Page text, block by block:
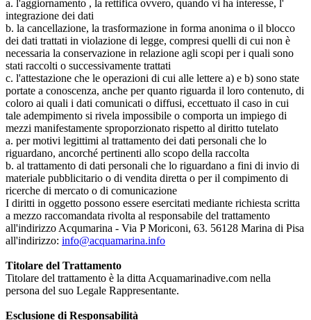
a. l'aggiornamento , la rettifica ovvero, quando vi ha interesse, l'
integrazione dei dati
b. la cancellazione, la trasformazione in forma anonima o il blocco
dei dati trattati in violazione di legge, compresi quelli di cui non è
necessaria la conservazione in relazione agli scopi per i quali sono
stati raccolti o successivamente trattati
c. l'attestazione che le operazioni di cui alle lettere a) e b) sono state
portate a conoscenza, anche per quanto riguarda il loro contenuto, di
coloro ai quali i dati comunicati o diffusi, eccettuato il caso in cui
tale adempimento si rivela impossibile o comporta un impiego di
mezzi manifestamente sproporzionato rispetto al diritto tutelato
a. per motivi legittimi al trattamento dei dati personali che lo
riguardano, ancorché pertinenti allo scopo della raccolta
b. al trattamento di dati personali che lo riguardano a fini di invio di
materiale pubblicitario o di vendita diretta o per il compimento di
ricerche di mercato o di comunicazione
I diritti in oggetto possono essere esercitati mediante richiesta scritta
a mezzo raccomandata rivolta al responsabile del trattamento
all'indirizzo Acqumarina - Via P Moriconi, 63. 56128 Marina di Pisa
all'indirizzo: info@acquamarina.info
Titolare del Trattamento
Titolare del trattamento è la ditta Acquamarinadive.com nella
persona del suo Legale Rappresentante.
Esclusione di Responsabilità